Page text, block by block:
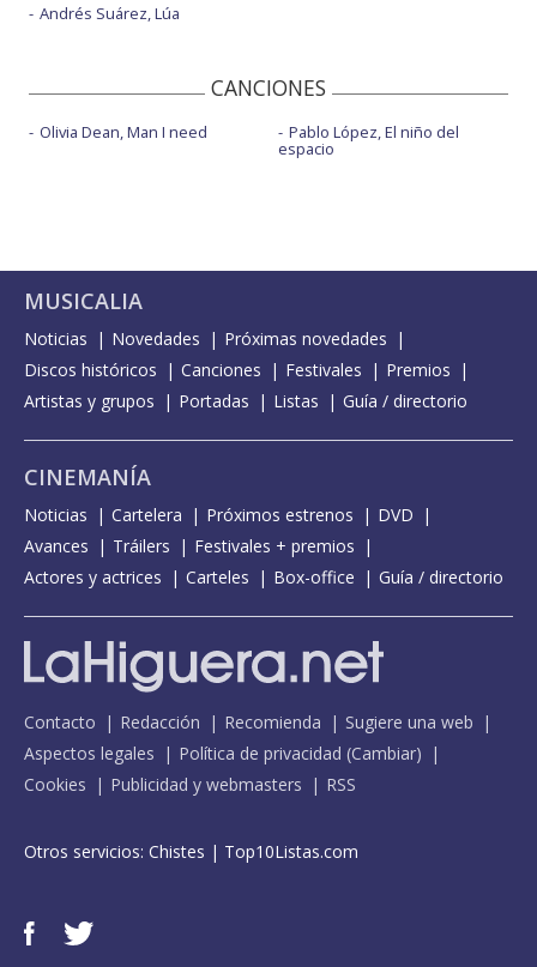
Andrés Suárez, Lúa
CANCIONES
Olivia Dean, Man I need Pablo López, El niño del
espacio
MUSICALIA
Noticias Novedades
Próximas novedades
Discos históricos
Canciones Festivales
Premios
Artistas y grupos
Portadas Listas Guía / directorio
CINEMANÍA
Noticias Cartelera Próximos estrenos
DVD
Avances
Tráilers
Festivales + premios
Actores y actrices
Carteles Box-office Guía / directorio
Contacto Redacción Recomienda
Sugiere una web
Aspectos legales
Política de privacidad (Cambiar)
Cookies
Publicidad y webmasters RSS
Otros servicios: Chistes | Top10Listas.com